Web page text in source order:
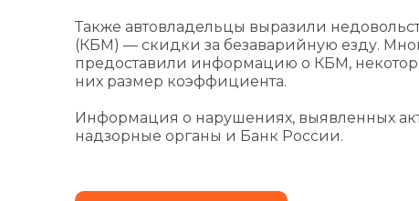
Также автовладельцы выразили
(КБМ) — скидки за безаварийную езду.
предоставили информацию о КБМ,
них размер коэффициента.
Информация о нарушениях, выявленных
надзорные органы и Банк России.